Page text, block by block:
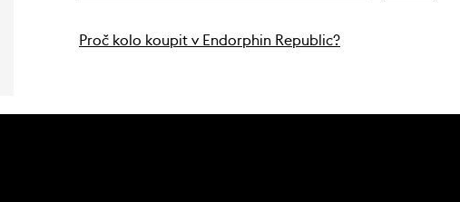
Proč kolo koupit v Endorphin Republic?